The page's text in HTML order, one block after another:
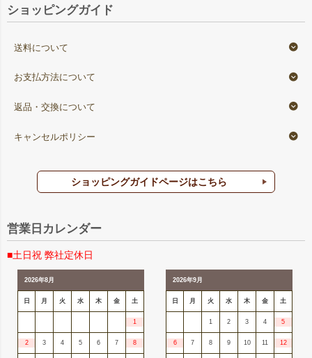
ショッピングガイド
送料について
お支払方法について
返品・交換について
キャンセルポリシー
ショッピングガイドページはこちら
営業日カレンダー
■土日祝 弊社定休日
2026年8月
日 月 火 水 木 金 土
1
2 3 4 5 6 7 8
2026年9月
日 月 火 水 木 金 土
1 2 3 4 5
6 7 8 9 10 11 12